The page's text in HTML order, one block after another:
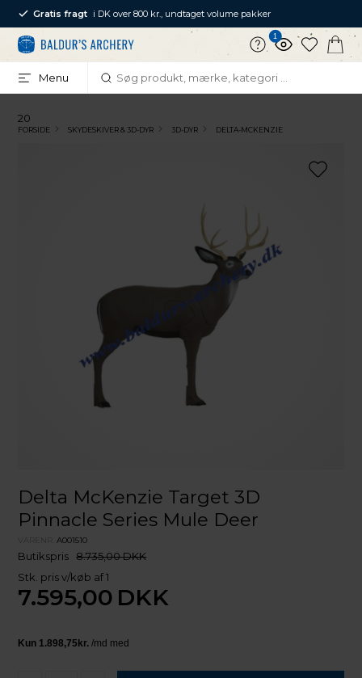
Gratis fragt i DK over 800 kr., undtaget volume pakker
1
Menu
20
FORSIDE SKYDESKIVER & 3D-DYR 3D-DYR DELTA-MCKENZIE
Delta McKenzie Target 3D
Pinnacle Series Mule Deer
A001510
Butikspris 8.735,00 DKK
Stk. pris v/køb af 1
7.595,00 DKK